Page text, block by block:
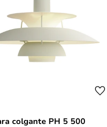
colgante PH 5 500